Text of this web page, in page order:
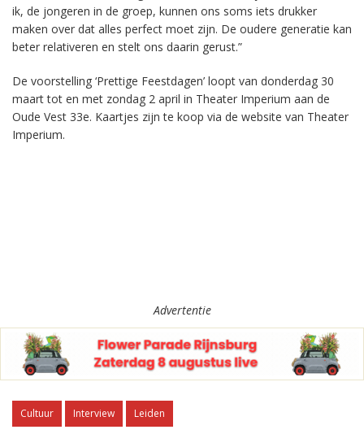
ik, de jongeren in de groep, kunnen ons soms iets drukker
maken over dat alles perfect moet zijn. De oudere generatie kan
beter relativeren en stelt ons daarin gerust.”
De voorstelling ‘Prettige Feestdagen’ loopt van donderdag 30
maart tot en met zondag 2 april in Theater Imperium aan de
Oude Vest 33e. Kaartjes zijn te koop via de website van Theater
Imperium.
Advertentie
Cultuur Interview Leiden